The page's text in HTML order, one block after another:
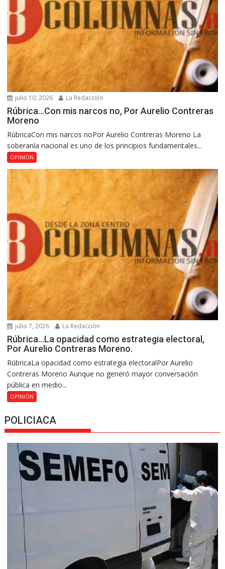
julio 10, 2026 La Redacción
Rúbrica…Con mis narcos no, Por Aurelio Contreras
Moreno
RúbricaCon mis narcos noPor Aurelio Contreras Moreno La
soberanía nacional es uno de los principios fundamentales...
OPINIÓN
julio 7, 2026 La Redacción
Rúbrica…La opacidad como estrategia electoral,
Por Aurelio Contreras Moreno.
RúbricaLa opacidad como estrategia electoralPor Aurelio
Contreras Moreno Aunque no generó mayor conversación
pública en medio...
OPINIÓN
POLICIACA